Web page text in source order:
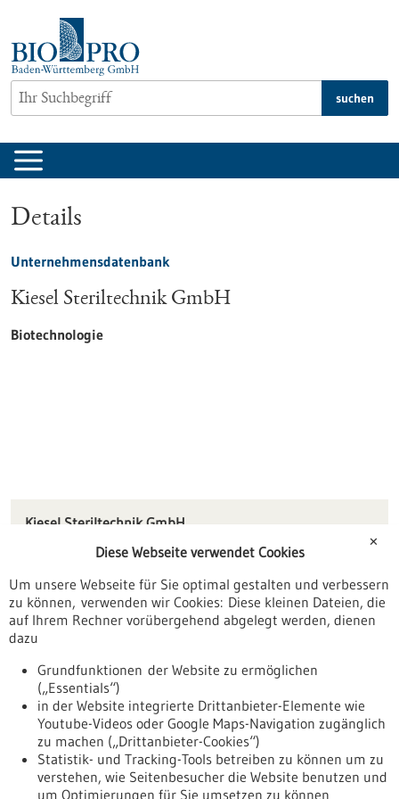
springen
suchen
Details
Unternehmensdatenbank
Kiesel Steriltechnik GmbH
Biotechnologie
Kiesel Steriltechnik GmbH
75015 Bretten
info(at)kiesel-steriltechnik.com
www.kiesel-steriltechnik.de
Zurück zur Ergebnisliste
Nach oben
✕
Diese Webseite verwendet Cookies
Um unsere Webseite für Sie optimal gestalten und verbessern
zu können, verwenden wir Cookies: Diese kleinen Dateien, die
auf Ihrem Rechner vorübergehend abgelegt werden, dienen
dazu
Grundfunktionen der Website zu ermöglichen
(„Essentials“)
in der Website integrierte Drittanbieter-Elemente wie
Youtube-Videos oder Google Maps-Navigation zugänglich
zu machen („Drittanbieter-Cookies“)
Statistik- und Tracking-Tools betreiben zu können um zu
verstehen, wie Seitenbesucher die Website benutzen und
um Optimierungen für Sie umsetzen zu können